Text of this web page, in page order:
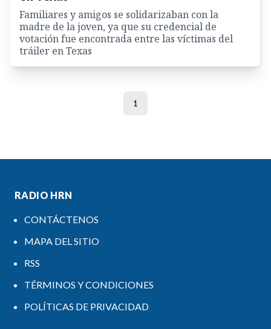
Familiares y amigos se solidarizaban con la
madre de la joven, ya que su credencial de
votación fue encontrada entre las víctimas del
tráiler en Texas
1
RADIO HRN
CONTÁCTENOS
MAPA DEL SITIO
RSS
TÉRMINOS Y CONDICIONES
POLÍTICAS DE PRIVACIDAD